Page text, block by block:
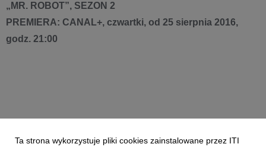
„MR. ROBOT”, SEZON 2
PREMIERA: CANAL+, czwartki, od 25 sierpnia 2016,
godz. 21:00
Ta strona wykorzystuje pliki cookies zainstalowane przez ITI